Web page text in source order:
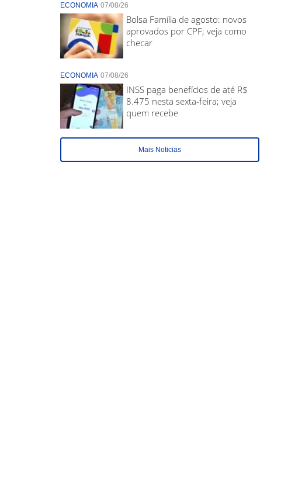
ECONOMIA 07/08/26
Bolsa Família de agosto: novos
aprovados por CPF; veja como
checar
ECONOMIA 07/08/26
INSS paga benefícios de até R$
8.475 nesta sexta-feira; veja
quem recebe
Mais Noticias